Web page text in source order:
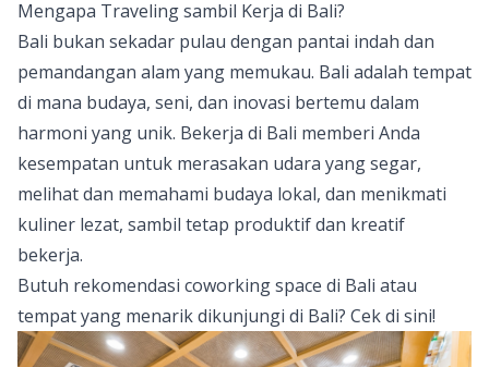
Mengapa Traveling sambil Kerja di Bali?
Bali bukan sekadar pulau dengan pantai indah dan
pemandangan alam yang memukau. Bali adalah tempat
di mana budaya, seni, dan inovasi bertemu dalam
harmoni yang unik. Bekerja di Bali memberi Anda
kesempatan untuk merasakan udara yang segar,
melihat dan memahami budaya lokal, dan menikmati
kuliner lezat, sambil tetap produktif dan kreatif
bekerja.
Butuh rekomendasi coworking space di Bali atau
tempat yang menarik dikunjungi di Bali? Cek di sini!